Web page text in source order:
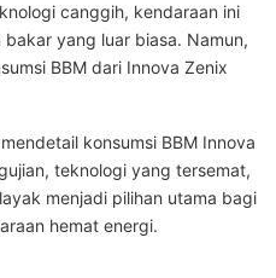
canggih, kendaraan ini
yang luar biasa. Namun,
BBM dari Innova Zenix
konsumsi BBM Innova
teknologi yang tersemat,
menjadi pilihan utama bagi
hemat energi.